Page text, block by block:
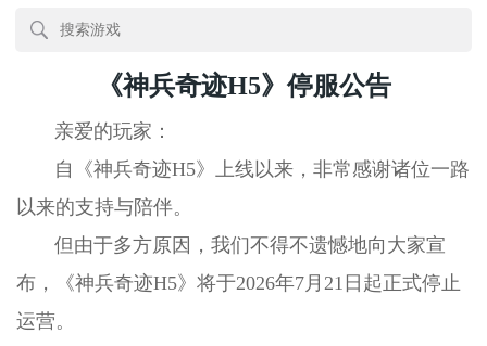
《神兵奇迹H5》停服公告
亲爱的玩家：
自《神兵奇迹H5》上线以来，非常感谢诸位一路
以来的支持与陪伴。
但由于多方原因，我们不得不遗憾地向大家宣
布，《神兵奇迹H5》将于2026年7月21日起正式停止
运营。